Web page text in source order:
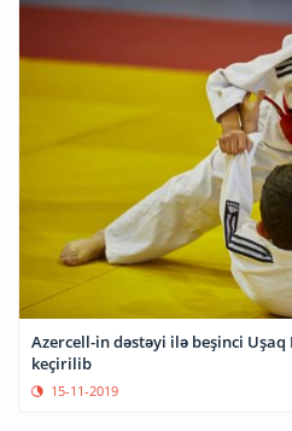
Azercell-in dəstəyi ilə beşinci
keçirilib
15-11-2019